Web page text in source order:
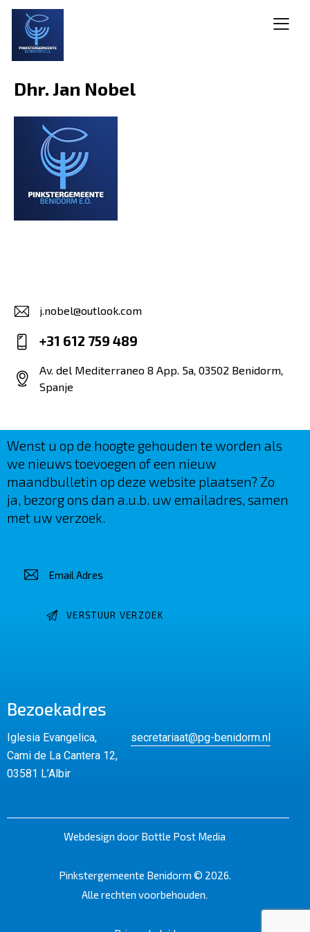
Dhr. Jan Nobel
E-
m
ail
:
j.nobel@outlook.com
on
+31 612 759 489
es
s:
Av. del Mediterraneo 8 App. 5a, 03502 Benidorm,
Spanje
Wenst u op de hoogte gehouden te worden als
we nieuws toevoegen of een nieuw
maandbulletin op deze website plaatsen? Zo
ja, bezorg ons dan a.u.b. uw emailadres, samen
met uw verzoek.
Bezoekadres
Iglesia Evangelica,
Cami de La Cantera 12,
03581 L’Albir
secretariaat@pg-benidorm.nl
Webdesign door Bottle Post Media
Pinkstergemeente Benidorm © 2026.
Alle rechten voorbehouden.